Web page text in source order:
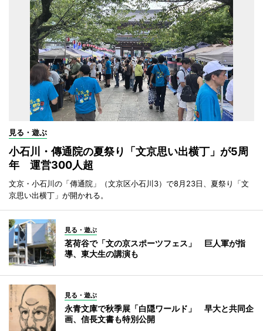
見る・遊ぶ
小石川・傳通院の夏祭り「文京思い出横丁」が5周
年 運営300人超
文京・小石川の「傳通院」（文京区小石川3）で8月23日、夏祭り「文
京思い出横丁」が開かれる。
見る・遊ぶ
茗荷谷で「文の京スポーツフェス」 巨人軍が指
導、東大生の講演も
見る・遊ぶ
永青文庫で秋季展「白隠ワールド」 早大と共同企
画、信長文書も特別公開